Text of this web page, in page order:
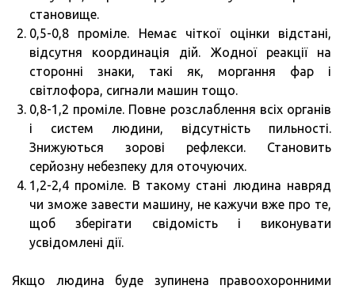
становище.
0,5-0,8 проміле. Немає чіткої оцінки відстані,
відсутня координація дій. Жодної реакції на
сторонні знаки, такі як, моргання фар і
світлофора, сигнали машин тощо.
0,8-1,2 проміле. Повне розслаблення всіх органів
і систем людини, відсутність пильності.
Знижуються зорові рефлекси. Становить
серйозну небезпеку для оточуючих.
1,2-2,4 проміле. В такому стані людина навряд
чи зможе завести машину, не кажучи вже про те,
щоб зберігати свідомість і виконувати
усвідомлені дії.
Якщо людина буде зупинена правоохоронними